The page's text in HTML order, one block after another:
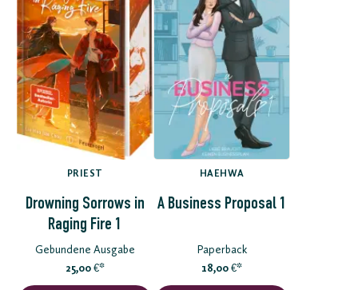
PRIEST
Drowning Sorrows in
Raging Fire 1
Gebundene Ausgabe
25,00 €*
HAEHWA
A Business Proposal 1
Paperback
18,00€*